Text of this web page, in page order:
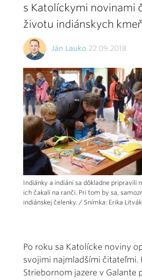
s Katolíckymi novinami
životu indiánskych
Ján Lauko 22.09.2018
Indiánky a indiáni sa dôkladne pripravili
ich čakali na ranči. Pri tom by sa,
indiánskej čelenky. / Snímka: Erika
Po roku sa Katolícke noviny
svojimi najmladšími čitateľmi.
Striebornom jazere v Galante